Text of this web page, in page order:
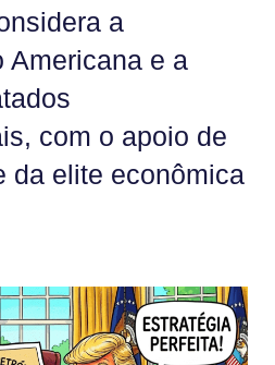
a
Americana e a
com o apoio de
da elite econômica